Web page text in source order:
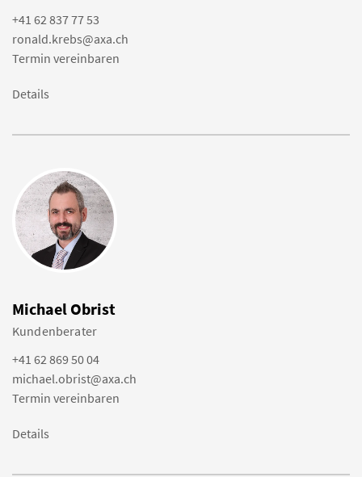
+41 62 837 77 53
ronald.krebs@axa.ch
Termin vereinbaren
Details
Michael Obrist
Kundenberater
+41 62 869 50 04
michael.obrist@axa.ch
Termin vereinbaren
Details